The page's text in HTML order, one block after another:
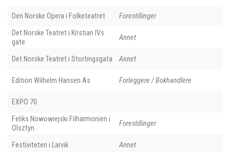
Den Norske Opera i Folketeatret Forestillinger
Det Norske Teatret i Kristian IVs
gate
Annet
Det Norske Teatret i Stortingsgata Annet
Edition Wilhelm Hansen As Forleggere / Bokhandlere
EXPO 70
Feliks Nowowiejski Filharmonien i
Olsztyn
Forestillinger
Festiviteten i Larvik Annet